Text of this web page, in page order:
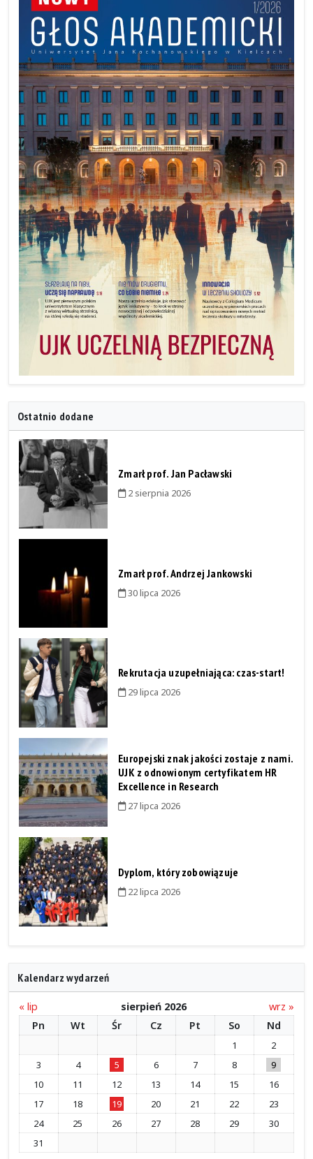
Ostatnio dodane
Zmarł prof. Jan Pacławski
2 sierpnia 2026
Zmarł prof. Andrzej Jankowski
30 lipca 2026
Rekrutacja uzupełniająca: czas-start!
29 lipca 2026
Europejski znak jakości zostaje z nami.
UJK z odnowionym certyfikatem HR
Excellence in Research
27 lipca 2026
Dyplom, który zobowiązuje
22 lipca 2026
Kalendarz wydarzeń
« lip sierpień 2026
wrz »
Pn
Wt Śr Cz Pt So Nd
1
2
3
4 5 6 7 8
9
10
11 12 13 14 15
16
17
18 19 20 21 22
23
24
25 26 27 28 29
30
31